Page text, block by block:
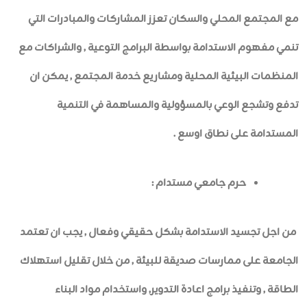
مع المجتمع المحلي والسكان تعزز المشاركات والمبادرات التي
تنمي مفهوم الاستدامة بواسطة البرامج التوعية , والشراكات مع
المنظمات البيئية المحلية ومشاريع خدمة المجتمع , يمكن ان
تدفع وتشجع الوعي بالمسؤولية والمساهمة في التنمية
المستدامة على نطاق اوسع .
حرم جامعي مستدام :
من اجل تجسيد الاستدامة بشكل حقيقي وفعال , يجب ان تعتمد
الجامعة على ممارسات صديقة للبيئة , من خلال تقليل استهلاك
الطاقة , وتنفيذ برامج اعادة التدوير, واستخدام مواد البناء